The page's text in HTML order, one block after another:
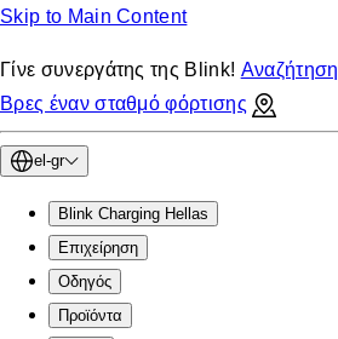
Skip to Main Content
Γίνε συνεργάτης της Blink! Αναζήτηση
Βρες έναν σταθμό φόρτισης
el-gr
Blink Charging Hellas
Eπιχείρηση
Οδηγός
Προϊόντα